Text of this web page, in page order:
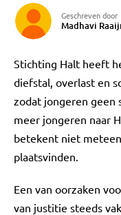
Geschreven door
Madhavi
Stichting Halt heeft
diefstal, overlast en
zodat jongeren geen
meer jongeren naar
betekent niet
plaatsvinden.
Een van oorzaken
van justitie steeds